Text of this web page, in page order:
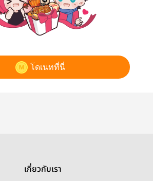
โดเนทที่นี่
เกี่ยวกับเรา